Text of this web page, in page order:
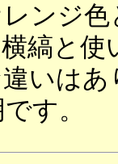
ンジ
縞と
いは
す。